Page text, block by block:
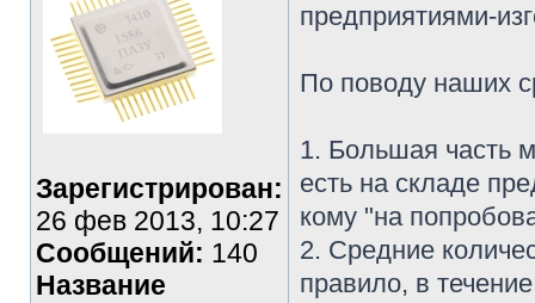
Зарегистрирован:
26 фев 2013, 10:27
Сообщений: 140
Название
предприятиями-
По поводу наших
1. Большая часть
есть на складе
кому "на
2. Средние
правило, в